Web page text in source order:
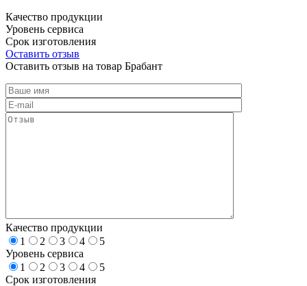
Качество продукции
Уровень сервиса
Срок изготовления
Оставить отзыв
Оставить отзыв на товар Брабант
Качество продукции
1
2 3 4
5
Уровень сервиса
1
2 3 4
5
Срок изготовления